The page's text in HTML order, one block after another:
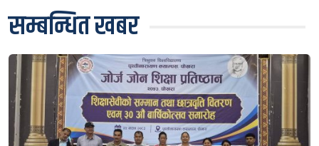
सम्बन्धित खबर